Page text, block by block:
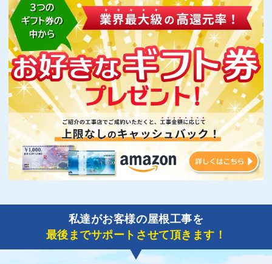
私達がお客様の屋根工事を
最後までサポートさせて頂きます！